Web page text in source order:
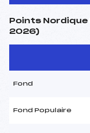
Points Nordique
2026)
Fond
Fond Populaire